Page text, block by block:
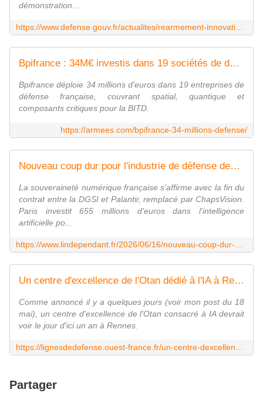
démonstration...
Bpifrance : 34M€ investis dans 19 sociétés de défense
Bpifrance déploie 34 millions d'euros dans 19 entreprises de
défense française, couvrant spatial, quantique et
composants critiques pour la BITD.
https://armees.com/bpifrance-34-millions-defense/
Nouveau coup dur pour l'industrie de défense des États-Unis : après l'Allemagne, la France délaisse le puissant système américain Palantir au profit d'un concurrent français
La souveraineté numérique française s'affirme avec la fin du
contrat entre la DGSI et Palantir, remplacé par ChapsVision.
Paris investit 655 millions d'euros dans l'intelligence
artificielle po...
Un centre d'excellence de l'Otan dédié à l'IA à Rennes... Confirmation le 18 juin, à Bruxelles
Comme annoncé il y a quelques jours (voir mon post du 18
mai), un centre d'excellence de l'Otan consacré à IA devrait
voir le jour d'ici un an à Rennes.
Partager